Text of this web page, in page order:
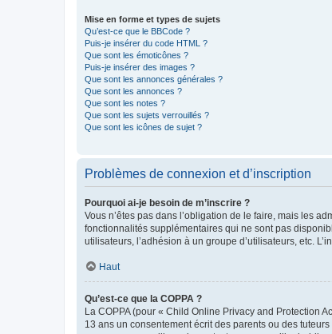
Mise en forme et types de sujets
Qu’est-ce que le BBCode ?
Puis-je insérer du code HTML ?
Que sont les émoticônes ?
Puis-je insérer des images ?
Que sont les annonces générales ?
Que sont les annonces ?
Que sont les notes ?
Que sont les sujets verrouillés ?
Que sont les icônes de sujet ?
Problèmes de connexion et d’inscription
Pourquoi ai-je besoin de m’inscrire ?
Vous n’êtes pas dans l’obligation de le faire, mais les
fonctionnalités supplémentaires qui ne sont pas
utilisateurs, l’adhésion à un groupe d’utilisateurs, etc.
Haut
Qu’est-ce que la COPPA ?
La COPPA (pour « Child Online Privacy and Protection
13 ans un consentement écrit des parents ou des